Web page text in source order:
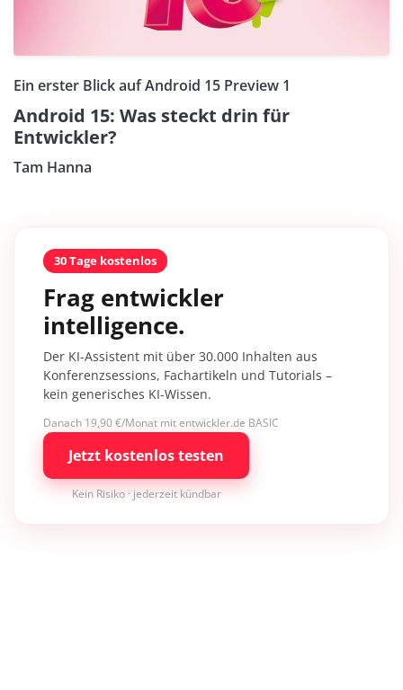
Ein erster Blick auf Android 15 Preview 1
Android 15: Was steckt drin für
Entwickler?
Tam Hanna
30 Tage kostenlos
Frag entwickler
intelligence.
Der KI-Assistent mit über 30.000 Inhalten aus
Konferenzsessions, Fachartikeln und Tutorials –
kein generisches KI-Wissen.
Danach 19,90 €/Monat mit entwickler.de BASIC
Jetzt kostenlos testen
Kein Risiko · jederzeit kündbar